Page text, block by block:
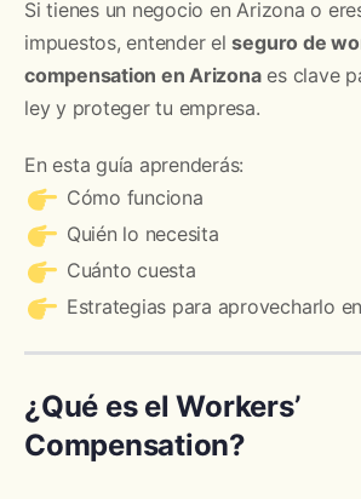
Si tienes un negocio en Arizona o
impuestos, entender elseguro de
compensation en Arizonaes clave
ley y proteger tu empresa.
En esta guía aprenderás:
Cómo funciona
Quién lo necesita
Cuánto cuesta
Estrategias para aprovecharlo
¿Qué es el Workers’
Compensation?